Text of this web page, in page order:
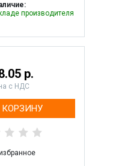
производителя
р.
с НДС
КОРЗИНУ